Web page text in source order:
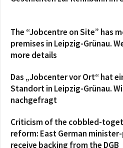
The “Jobcentre on Site” has
premises in Leipzig-Grünau.
more details
Das „Jobcenter vor Ort“ hat
Standort in Leipzig-Grünau.
nachgefragt
Criticism of the cobbled-
reform: East German
receive backing from the DGB